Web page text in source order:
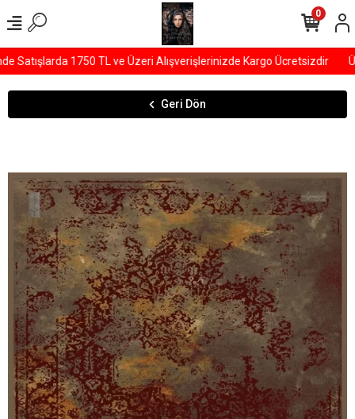
1750 TL ve Üzeri Alışverişlerinizde Kargo Ücretsizdir
0
Geri Dön